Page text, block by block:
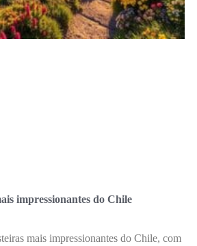
impressionantes do Chile
mais impressionantes do Chile, com